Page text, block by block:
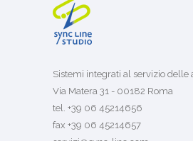
Sistemi integrati al servizio delle
Via Matera 31 - 00182 Roma
tel. +39 06 45214656
fax +39 06 45214657